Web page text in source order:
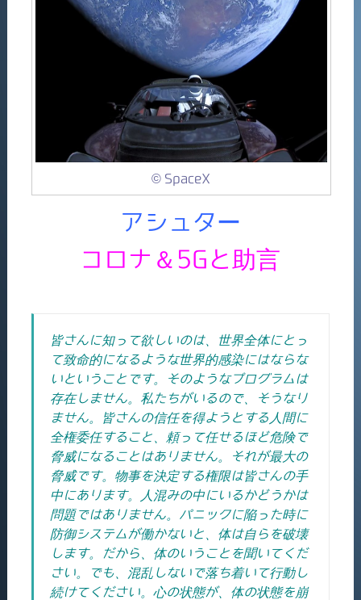
© SpaceX
アシュター
コロナ＆5Gと助言
皆さんに知って欲しいのは、世界全体にとっ
て致命的になるような世界的感染にはならな
いということです。そのようなプログラムは
存在しません。私たちがいるので、そうなり
ません。皆さんの信任を得ようとする人間に
全権委任すること、頼って任せるほど危険で
脅威になることはありません。それが最大の
脅威です。物事を決定する権限は皆さんの手
中にあります。人混みの中にいるかどうかは
問題ではありません。パニックに陥った時に
防御システムが働かないと、体は自らを破壊
します。だから、体のいうことを聞いてくだ
さい。でも、混乱しないで落ち着いて行動し
続けてください。心の状態が、体の状態を崩